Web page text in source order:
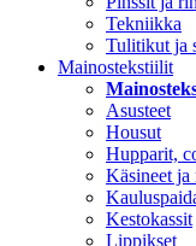
Tekniikka
Tulitikut ja
Mainostekstiilit
Asusteet
Housut
Hupparit,
Käsineet ja
Kestokassit
Lippikset